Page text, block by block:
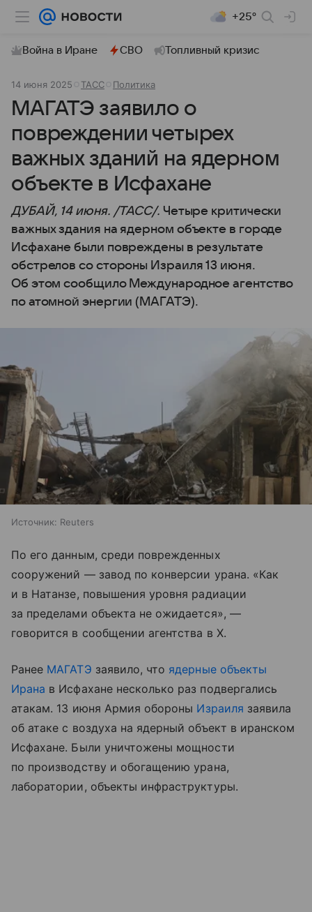
+25°
Война в Иране СВО Топливный кризис
14 июня 2025 ТАСС Политика
МАГАТЭ заявило о
повреждении четырех
важных зданий на ядерном
объекте в Исфахане
ДУБАЙ, 14 июня. /ТАСС/. Четыре критически
важных здания на ядерном объекте в городе
Исфахане были повреждены в результате
обстрелов со стороны Израиля 13 июня.
Об этом сообщило Международное агентство
по атомной энергии (МАГАТЭ).
Источник: Reuters
По его данным, среди поврежденных
сооружений — завод по конверсии урана. «Как
и в Натанзе, повышения уровня радиации
за пределами объекта не ожидается», —
говорится в сообщении агентства в X.
Ранее МАГАТЭ заявило, что ядерные объекты
Ирана в Исфахане несколько раз подвергались
атакам. 13 июня Армия обороны Израиля заявила
об атаке с воздуха на ядерный объект в иранском
Исфахане. Были уничтожены мощности
по производству и обогащению урана,
лаборатории, объекты инфраструктуры.